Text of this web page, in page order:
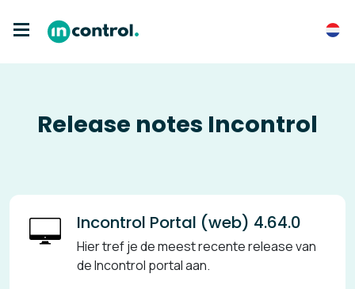
Release notes Incontrol
Incontrol Portal (web) 4.64.0
Hier tref je de meest recente release van
de Incontrol portal aan.